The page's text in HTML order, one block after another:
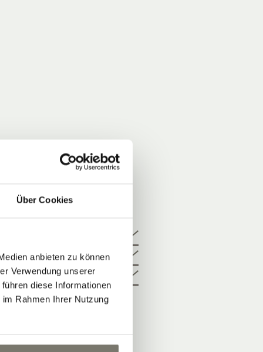
Über Cookies
anbieten zu können
Verwendung unserer
diese Informationen
Rahmen Ihrer Nutzung